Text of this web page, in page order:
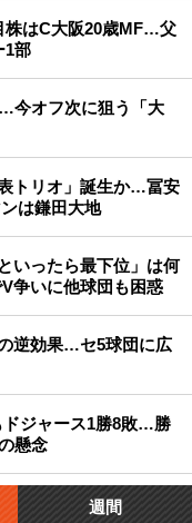
株はC大阪20歳MF…父
1部
今オフ次に狙う「大
トリオ」誕生か…冨安
は鎌田大地
いったら最下位」は何
争いに他球団も困惑
逆効果…セ5球団に広
ドジャース1勝8敗…勝
懸念
週間